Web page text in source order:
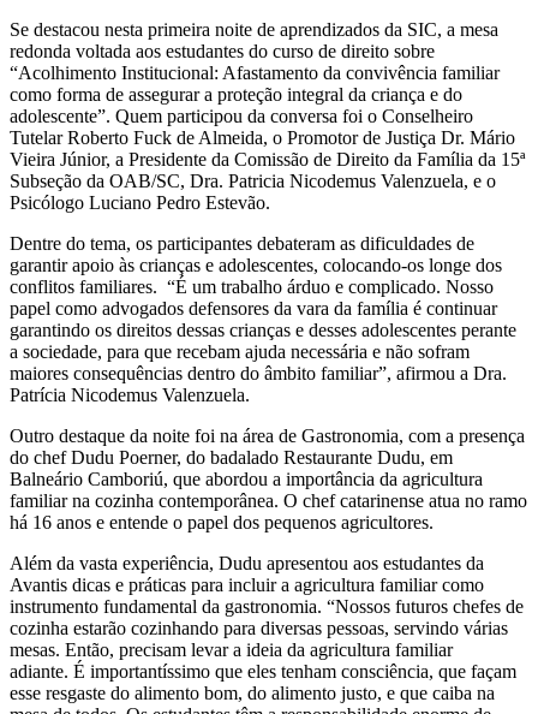
Se destacou nesta primeira noite de aprendizados da SIC, a mesa
redonda voltada aos estudantes do curso de direito sobre
“Acolhimento Institucional: Afastamento da convivência familiar
como forma de assegurar a proteção integral da criança e do
adolescente”. Quem participou da conversa foi o Conselheiro
Tutelar Roberto Fuck de Almeida, o Promotor de Justiça Dr. Mário
Vieira Júnior, a Presidente da Comissão de Direito da Família da 15ª
Subseção da OAB/SC, Dra. Patricia Nicodemus Valenzuela, e o
Psicólogo Luciano Pedro Estevão.
Dentre do tema, os participantes debateram as dificuldades de
garantir apoio às crianças e adolescentes, colocando-os longe dos
conflitos familiares. “É um trabalho árduo e complicado. Nosso
papel como advogados defensores da vara da família é continuar
garantindo os direitos dessas crianças e desses adolescentes perante
a sociedade, para que recebam ajuda necessária e não sofram
maiores consequências dentro do âmbito familiar”, afirmou a Dra.
Patrícia Nicodemus Valenzuela.
Outro destaque da noite foi na área de Gastronomia, com a presença
do chef Dudu Poerner, do badalado Restaurante Dudu, em
Balneário Camboriú, que abordou a importância da agricultura
familiar na cozinha contemporânea. O chef catarinense atua no ramo
há 16 anos e entende o papel dos pequenos agricultores.
Além da vasta experiência, Dudu apresentou aos estudantes da
Avantis dicas e práticas para incluir a agricultura familiar como
instrumento fundamental da gastronomia. “Nossos futuros chefes de
cozinha estarão cozinhando para diversas pessoas, servindo várias
mesas. Então, precisam levar a ideia da agricultura familiar
adiante. É importantíssimo que eles tenham consciência, que façam
esse resgaste do alimento bom, do alimento justo, e que caiba na